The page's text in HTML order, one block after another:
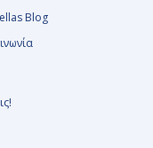
Blog